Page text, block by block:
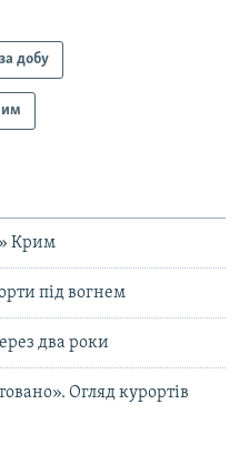
добу
Крим
під вогнем
два роки
Огляд курортів